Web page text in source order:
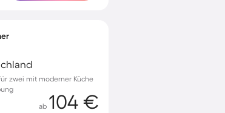
zwei mit moderner Küche
ab 104 €